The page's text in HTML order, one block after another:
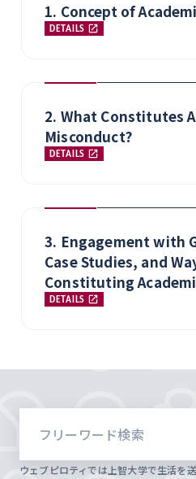
1. Concept of
DETAILS
2. What Constitutes
Misconduct?
DETAILS
3. Engagement with
Case Studies, and
Constituting
DETAILS
ウェブピロティでは上智大学で生活を